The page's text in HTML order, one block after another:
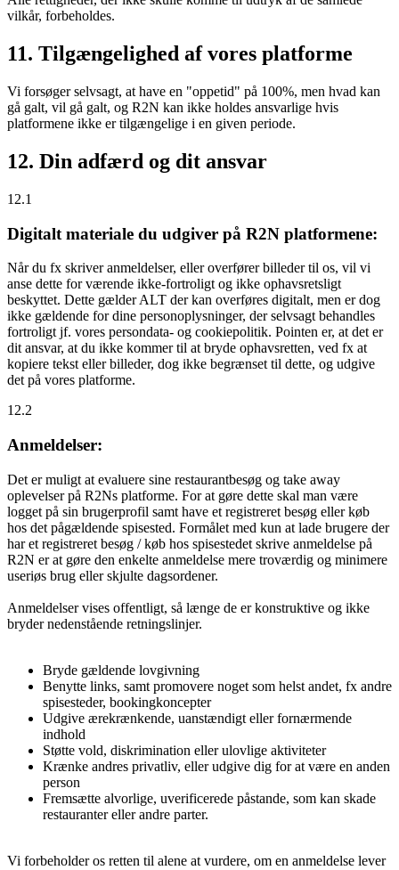
vilkår, forbeholdes.
11. Tilgængelighed af vores platforme
Vi forsøger selvsagt, at have en "oppetid" på 100%, men hvad kan
gå galt, vil gå galt, og R2N kan ikke holdes ansvarlige hvis
platformene ikke er tilgængelige i en given periode.
12. Din adfærd og dit ansvar
12.1
Digitalt materiale du udgiver på R2N platformene:
Når du fx skriver anmeldelser, eller overfører billeder til os, vil vi
anse dette for værende ikke-fortroligt og ikke ophavsretsligt
beskyttet. Dette gælder ALT der kan overføres digitalt, men er dog
ikke gældende for dine personoplysninger, der selvsagt behandles
fortroligt jf. vores persondata- og cookiepolitik. Pointen er, at det er
dit ansvar, at du ikke kommer til at bryde ophavsretten, ved fx at
kopiere tekst eller billeder, dog ikke begrænset til dette, og udgive
det på vores platforme.
12.2
Anmeldelser:
Det er muligt at evaluere sine restaurantbesøg og take away
oplevelser på R2Ns platforme. For at gøre dette skal man være
logget på sin brugerprofil samt have et registreret besøg eller køb
hos det pågældende spisested. Formålet med kun at lade brugere der
har et registreret besøg / køb hos spisestedet skrive anmeldelse på
R2N er at gøre den enkelte anmeldelse mere troværdig og minimere
useriøs brug eller skjulte dagsordener.
Anmeldelser vises offentligt, så længe de er konstruktive og ikke
bryder nedenstående retningslinjer.
Bryde gældende lovgivning
Benytte links, samt promovere noget som helst andet, fx andre
spisesteder, bookingkoncepter
Udgive ærekrænkende, uanstændigt eller fornærmende
indhold
Støtte vold, diskrimination eller ulovlige aktiviteter
Krænke andres privatliv, eller udgive dig for at være en anden
person
Fremsætte alvorlige, uverificerede påstande, som kan skade
restauranter eller andre parter.
Vi forbeholder os retten til alene at vurdere, om en anmeldelse lever